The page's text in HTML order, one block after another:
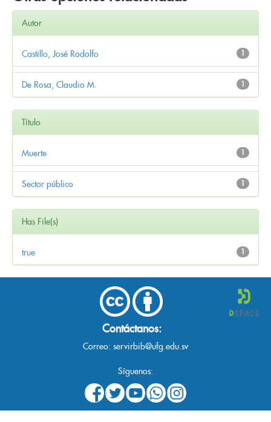
Autor
1
Castillo, José Rodolfo
1
De Rosa, Claudio M.
Título
1
Muerte
1
Sector público
Has File(s)
1
true
Contáctanos:
Correo: servirbib@ufg.edu.sv
Síguenos: